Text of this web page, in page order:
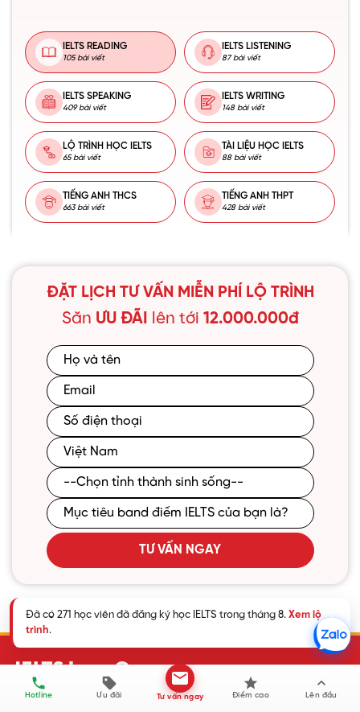
IELTS READING
105 bài viết
IELTS LISTENING
87 bài viết
IELTS SPEAKING
409 bài viết
IELTS WRITING
148 bài viết
LỘ TRÌNH HỌC IELTS
65 bài viết
TÀI LIỆU HỌC IELTS
88 bài viết
TIẾNG ANH THCS
663 bài viết
TIẾNG ANH THPT
428 bài viết
ĐẶT LỊCH TƯ VẤN MIỄN PHÍ LỘ TRÌNH
Săn ƯU ĐÃI lên tới 12.000.000đ
TƯ VẤN NGAY
Hotline Ưu đãi Tư vấn ngay Điểm cao Lên đầu
Đã có 271 học viên đã đăng ký học IELTS trong tháng 8. Xem lộ
trình.